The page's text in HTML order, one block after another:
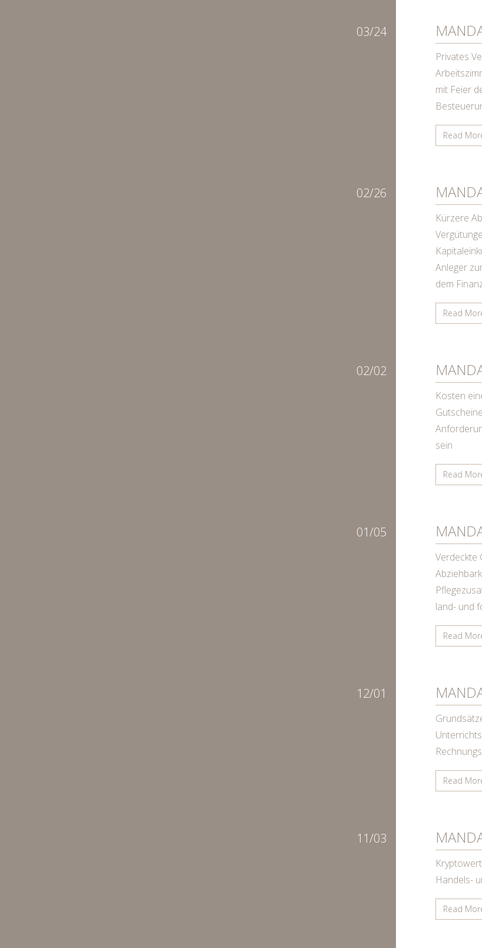
03/24
Privates
mit Feier
Read
02/26
Kürzere
Anleger
dem
Read
02/02
Kosten
sein
Read
01/05
Verdeckte
land- und
Read
12/01
Read
11/03
Handels-
Read